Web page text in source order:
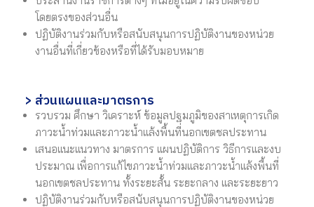
โดยตรงของส่วนอื่น
ปฏิบัติงานร่วมกับหรือสนับสนุนการปฏิบัติงานของหน่วย
งานอื่นที่เกี่ยวข้องหรือที่ได้รับมอบหมาย
> ส่วนแผนและมาตรการ
รวบรวม ศึกษา วิเคราะห์ ข้อมูลปฐมภูมิของสาเหตุการเกิด
ภาวะน้ำท่วมและภาวะน้ำแล้งพื้นที่นอกเขตชลประทาน
เสนอแนะแนวทาง มาตรการ แผนปฏิบัติการ วิธีการและงบ
ประมาณ เพื่อการแก้ไขภาวะน้ำท่วมและภาวะน้ำแล้งพื้นที่
นอกเขตชลประทาน ทั้งระยะสั้น ระยะกลาง และระยะยาว
ปฏิบัติงานร่วมกับหรือสนับสนุนการปฏิบัติงานของหน่วย